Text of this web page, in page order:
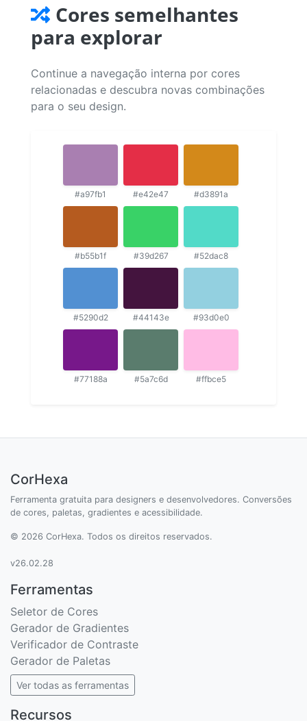
Cores semelhantes
para explorar
Continue a navegação interna por cores
relacionadas e descubra novas combinações
para o seu design.
#a97fb1 #e42e47 #d3891a
#b55b1f #39d267 #52dac8
#5290d2 #44143e #93d0e0
#77188a #5a7c6d #ffbce5
CorHexa
Ferramenta gratuita para designers e desenvolvedores. Conversões
de cores, paletas, gradientes e acessibilidade.
© 2026 CorHexa. Todos os direitos reservados.
v26.02.28
Ferramentas
Seletor de Cores
Gerador de Gradientes
Verificador de Contraste
Gerador de Paletas
Ver todas as ferramentas
Recursos